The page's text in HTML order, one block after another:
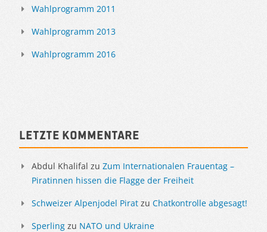
Wahlprogramm 2011
Wahlprogramm 2013
Wahlprogramm 2016
Letzte Kommentare
Abdul Khalifal zu Zum Internationalen Frauentag –
Piratinnen hissen die Flagge der Freiheit
Schweizer Alpenjodel Pirat zu Chatkontrolle abgesagt!
Sperling zu NATO und Ukraine